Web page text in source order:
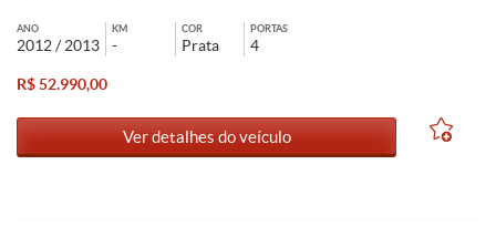
ANO
2012 / 2013
KM
-
COR
Prata
PORTAS
4
R$ 52.990,00
Ver detalhes do veículo